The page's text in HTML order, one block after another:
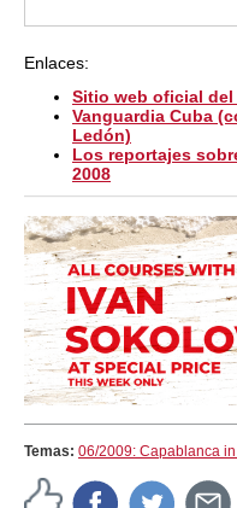
Enlaces:
Sitio web oficial del
Vanguardia Cuba
Ledón)
Los reportajes
2008
Temas: 06/2009: Capablanca